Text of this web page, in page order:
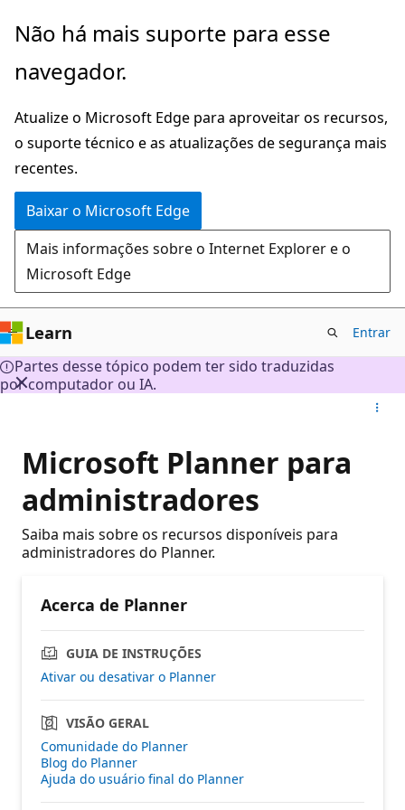
Pular
o
principal
Não há mais suporte para esse
navegador.
Atualize o Microsoft Edge para aproveitar os recursos,
o suporte técnico e as atualizações de segurança mais
recentes.
Baixar o Microsoft Edge
Mais informações sobre o Internet Explorer e o
Microsoft Edge
Learn Entrar
Partes desse tópico podem ter sido traduzidas
por computador ou IA.
Microsoft Planner para
administradores
Saiba mais sobre os recursos disponíveis para
administradores do Planner.
Acerca de Planner
GUIA DE INSTRUÇÕES
Ativar ou desativar o Planner
VISÃO GERAL
Comunidade do Planner
Blog do Planner
Ajuda do usuário final do Planner